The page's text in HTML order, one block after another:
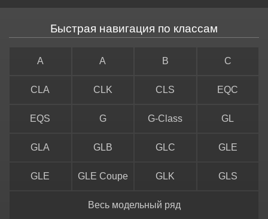
Быстрая навигация по классам
A A B C
CLA CLK CLS EQC
EQS G G-Class GL
GLA GLB GLC GLE
GLE GLE Coupe GLK GLS
Весь модельный ряд